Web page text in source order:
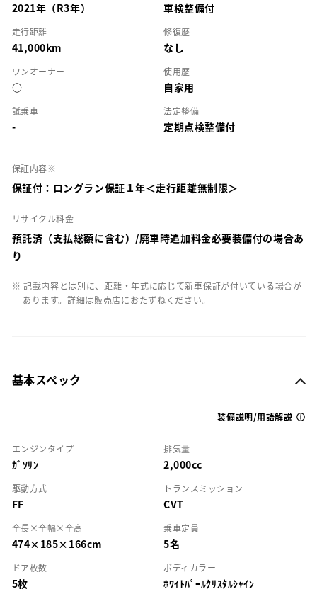
2021年（R3年） 車検整備付
走行距離
41,000km
修復歴
なし
ワンオーナー
○
使用歴
自家用
試乗車
-
法定整備
定期点検整備付
保証内容※
保証付：ロングラン保証１年＜走行距離無制限＞
リサイクル料金
預託済（支払総額に含む）/廃車時追加料金必要装備付の場合あ
り
※ 記載内容とは別に、距離・年式に応じて新車保証が付いている場合が
あります。詳細は販売店におたずねください。
基本スペック
装備説明/用語解説
エンジンタイプ
ｶﾞｿﾘﾝ
排気量
2,000cc
駆動方式
FF
トランスミッション
CVT
全長×全幅×全高
474×185×166cm
乗車定員
5名
ドア枚数
5枚
ボディカラー
ﾎﾜｲﾄﾊﾟｰﾙｸﾘｽﾀﾙｼｬｲﾝ